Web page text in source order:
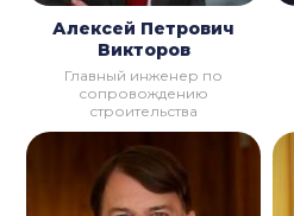
Алексей Петрович
Викторов
Главный инженер по
сопровождению
строительства